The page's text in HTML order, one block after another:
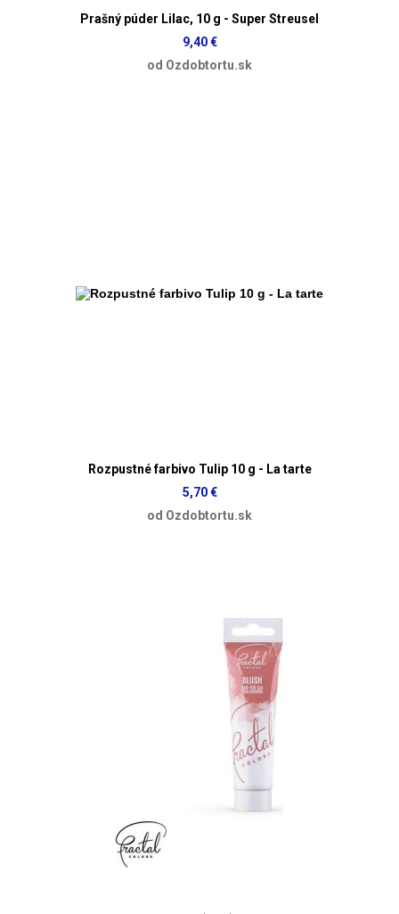
Prašný púder Lilac, 10 g - Super Streusel
9,40 €
od Ozdobtortu.sk
Rozpustné farbivo Tulip 10 g - La tarte
5,70 €
od Ozdobtortu.sk